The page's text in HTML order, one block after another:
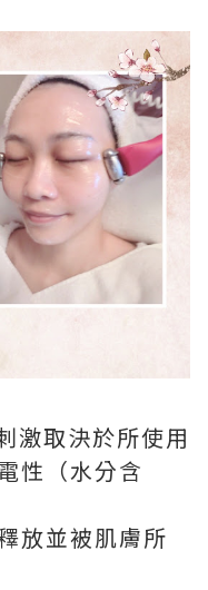
激取決於所使用
性（水分含
放並被肌膚所